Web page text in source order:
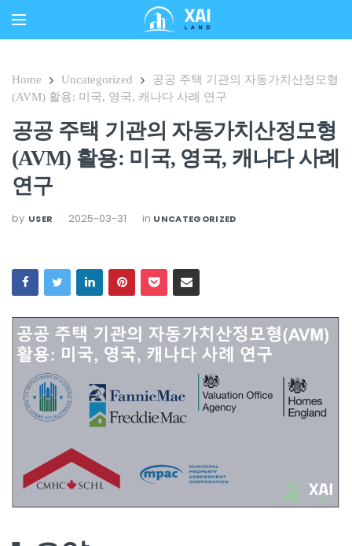
Home Uncategorized
공공 주택 기관의 자동가치산정모형
(AVM) 활용: 미국, 영국, 캐나다 사례 연구
공공 주택 기관의 자동가치산정모형
(AVM) 활용: 미국, 영국, 캐나다 사례
연구
by USER 2025-03-31 in UNCATEGORIZED